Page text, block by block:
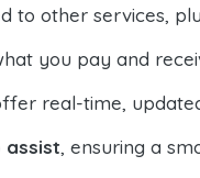
to other services,
you pay and
real-time,
assist, ensuring a